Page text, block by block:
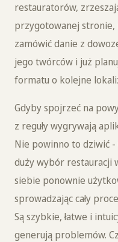
restauratorów,
przygotowanej
zamówić danie z
jego twórców i już
formatu o kolejne
Gdyby spojrzeć na
z reguły wygrywają
Nie powinno to dziwić -
duży wybór restauracji
siebie ponownie
sprowadzając cały
Są szybkie, łatwe i
generują problemów.